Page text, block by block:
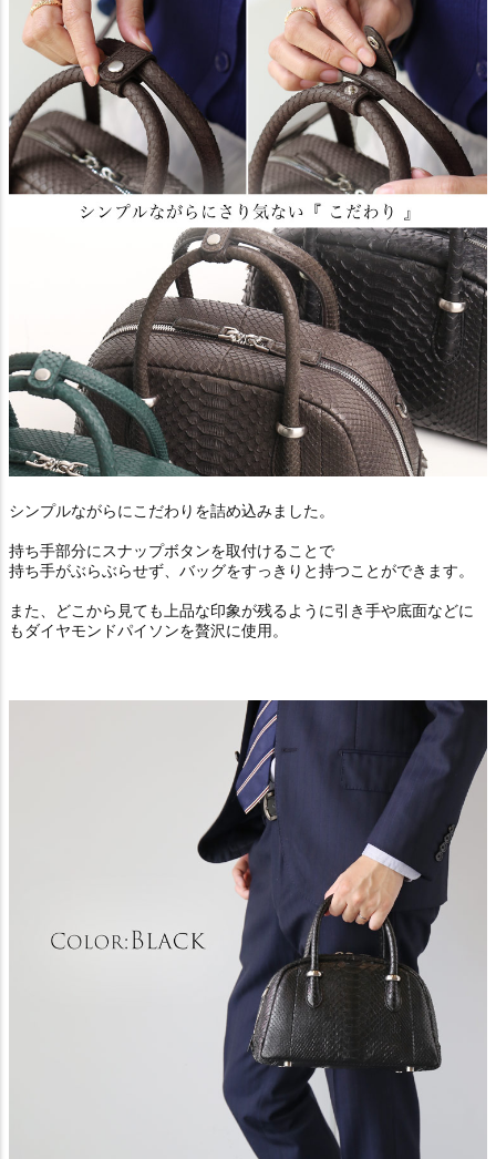
シンプルながらにこだわりを詰め込みました。
持ち手部分にスナップボタンを取付けることで
持ち手がぶらぶらせず、バッグをすっきりと持つことができます。
また、どこから見ても上品な印象が残るように引き手や底面などに
もダイヤモンドパイソンを贅沢に使用。